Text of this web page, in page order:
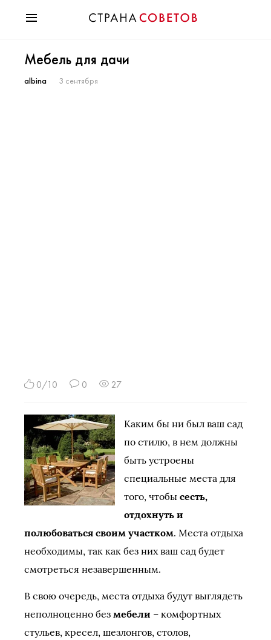
Мода
Звезды
Мебель для дачи
albina 3 сентября
0/10 0 27
Каким бы ни был ваш сад
по стилю, в нем должны
быть устроены
специальные места для
того, чтобы сесть,
отдохнуть и
полюбоваться своим участком. Места отдыха
необходимы, так как без них ваш сад будет
смотреться незавершенным.
В свою очередь, места отдыха будут выглядеть
неполноценно без мебели – комфортных
стульев, кресел, шезлонгов, столов,